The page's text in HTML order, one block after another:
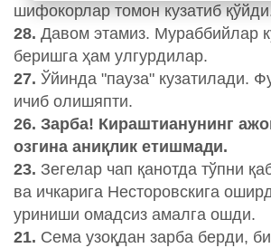
шифокорлар томон кузатиб
28. Давом этамиз. Мураббийлар
беришга ҳам улгурдилар.
27. Ўйинда "пауза" кузатилади.
ичиб олишяпти.
26. Зарба! Кираштианунинг
озгина аниқлик етишмади.
23. Зегелар чап қанотда тўпни
ва ичкарига Несторовскига
уриниши омадсиз амалга ошди.
21. Сема узоқдан зарба берди,